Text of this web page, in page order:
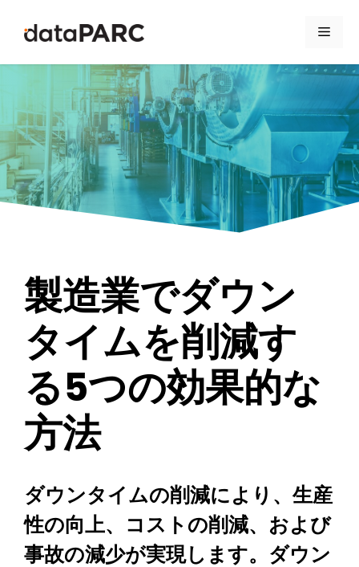
メニ
製造業でダウン
タイムを削減す
る5つの効果的な
方法
ダウンタイムの削減により、生産
性の向上、コストの削減、および
事故の減少が実現します。ダウン